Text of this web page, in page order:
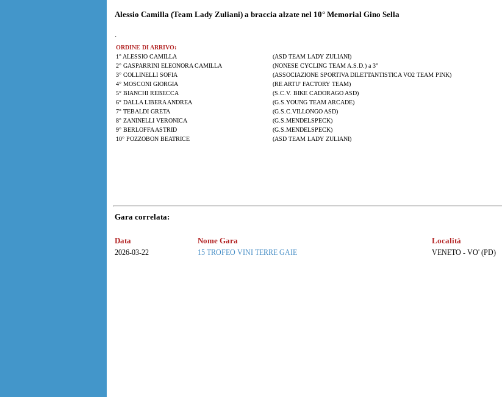
Alessio Camilla (Team Lady Zuliani) a braccia alzate nel 10° Memorial Gino Sella
.
ORDINE DI ARRIVO:
1° ALESSIO CAMILLA
(ASD TEAM LADY ZULIANI)
2° GASPARRINI ELEONORA CAMILLA
(NONESE CYCLING TEAM A.S.D.) a 3"
3° COLLINELLI SOFIA
(ASSOCIAZIONE SPORTIVA DILETTANTISTICA VO2 TEAM PINK)
4° MOSCONI GIORGIA
(RE ARTU' FACTORY TEAM)
5° BIANCHI REBECCA
(S.C.V. BIKE CADORAGO ASD)
6° DALLA LIBERA ANDREA
(G.S.YOUNG TEAM ARCADE)
7° TEBALDI GRETA
(G.S.C.VILLONGO ASD)
8° ZANINELLI VERONICA
(G.S.MENDELSPECK)
9° BERLOFFA ASTRID
(G.S.MENDELSPECK)
10° POZZOBON BEATRICE
(ASD TEAM LADY ZULIANI)
Gara correlata:
Data Nome Gara Località
2026-03-22 15 TROFEO VINI TERRE GAIE VENETO - VO' (PD)